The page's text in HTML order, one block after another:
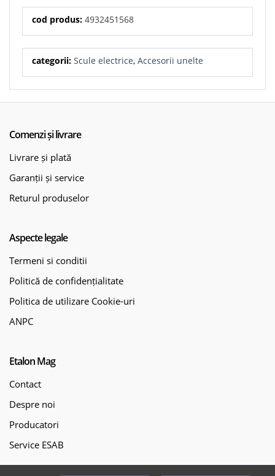
cod produs: 4932451568
categorii: Scule electrice, Accesorii unelte
Comenzi și livrare
Livrare și plată
Garanții și service
Returul produselor
Aspecte legale
Termeni si conditii
Politică de confidențialitate
Politica de utilizare Cookie-uri
ANPC
Etalon Mag
Contact
Despre noi
Producatori
Service ESAB